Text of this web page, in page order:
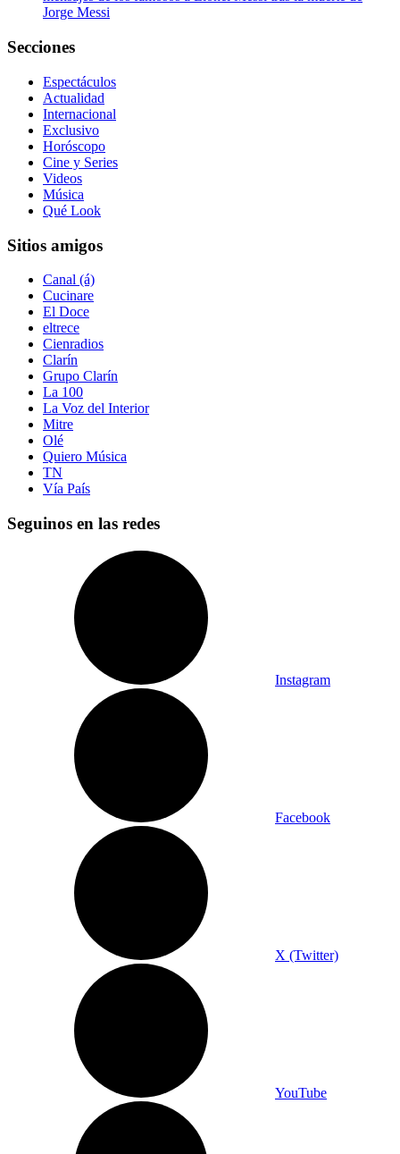
Jorge Messi
Secciones
Espectáculos
Actualidad
Internacional
Exclusivo
Horóscopo
Cine y Series
Videos
Música
Qué Look
Sitios amigos
Canal (á)
Cucinare
El Doce
eltrece
Cienradios
Clarín
Grupo Clarín
La 100
La Voz del Interior
Mitre
Olé
Quiero Música
TN
Vía País
Seguinos en las redes
Instagram
Facebook
X (Twitter)
YouTube